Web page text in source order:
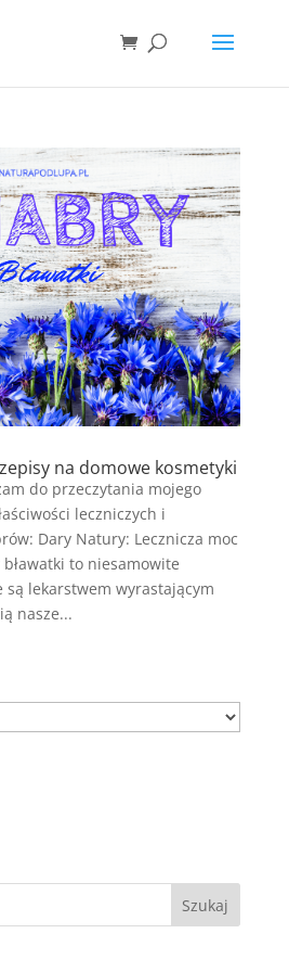
na domowe kosmetyki
do przeczytania mojego
leczniczych i
Dary Natury: Lecznicza moc
to niesamowite
lekarstwem wyrastającym
nasze...